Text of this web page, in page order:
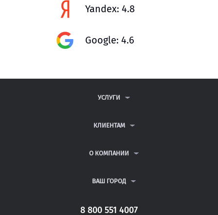
Yandex: 4.8
Google: 4.6
УСЛУГИ
ДИПЛОМНЫЕ РАБОТЫ
РЕФЕРАТЫ
КЛИЕНТАМ
ВОПРОСЫ И ОТВЕТЫ
ПОЛИТИКА КОНФИДЕНЦИАЛЬНОСТИ
О КОМПАНИИ
КОНТАКТЫ
ВАШ ГОРОД
САНКТ-ПЕТЕРБУРГ
8 800 551 4007